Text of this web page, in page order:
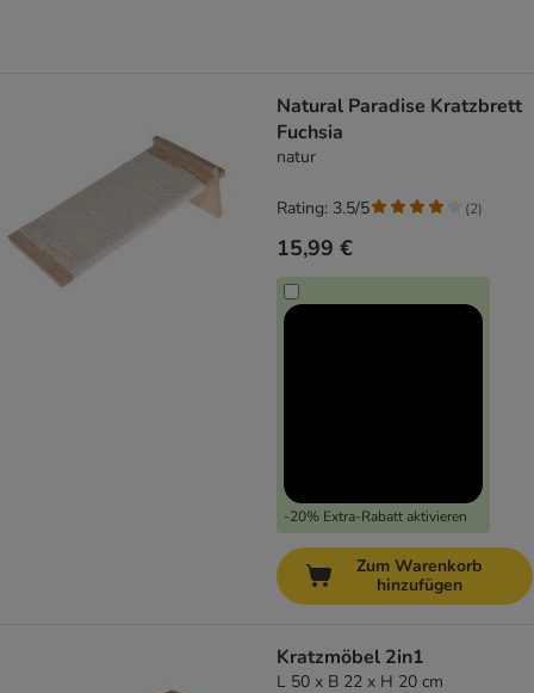
Natural Paradise Kratzbrett
Fuchsia
natur
15,99 €
-20% Extra-Rabatt aktivieren
Rating: 3.5/5 (2)
Zum Warenkorb
hinzufügen
Kratzmöbel 2in1
L 50 x B 22 x H 20 cm